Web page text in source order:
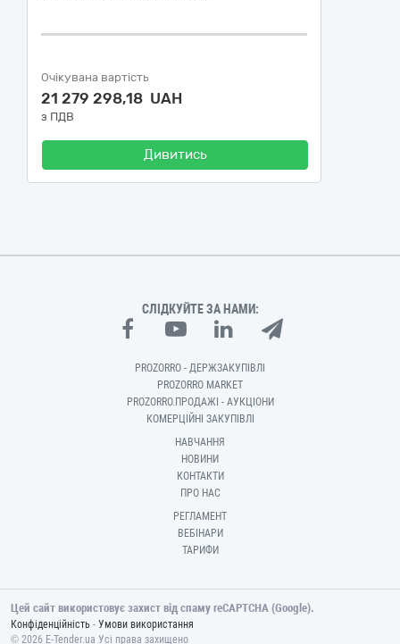
Очікувана вартість
21 279 298,18 UAH
з ПДВ
Дивитись
СЛІДКУЙТЕ ЗА НАМИ:
PROZORRO - ДЕРЖЗАКУПІВЛІ
PROZORRO MARKET
PROZORRO.ПРОДАЖІ - АУКЦІОНИ
КОМЕРЦІЙНІ ЗАКУПІВЛІ
НАВЧАННЯ
НОВИНИ
КОНТАКТИ
ПРО НАС
РЕГЛАМЕНТ
ВЕБІНАРИ
ТАРИФИ
Цей сайт використовує захист від спаму reCAPTCHA (Google).
Конфіденційність - Умови використання
© 2026 E-Tender.ua Усі права захищено